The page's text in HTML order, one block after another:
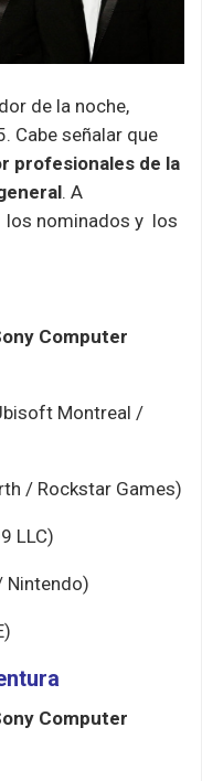
de la noche,
Cabe señalar que
profesionales de la
. A
los nominados y los
Computer
Montreal /
/ Rockstar Games)
LLC)
Nintendo)
Computer